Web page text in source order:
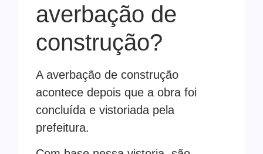
averbação de
construção?
A averbação de construção
acontece depois que a obra foi
concluída e vistoriada pela
prefeitura.